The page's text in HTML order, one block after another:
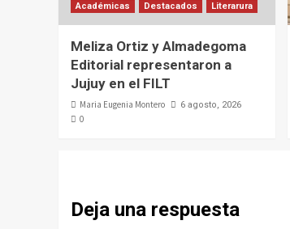
Académicas Destacados Literarura
Meliza Ortiz y Almadegoma
Editorial representaron a
Jujuy en el FILT
Maria Eugenia Montero 6 agosto, 2026
0
Deja una respuesta